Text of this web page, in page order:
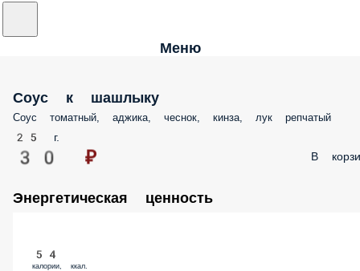
Меню
Соус к шашлыку
Соус томатный, аджика, чеснок, кинза, лук репчатый
25 г.
30 ₽ В
Энергетическая ценность
54
калории, ккал.